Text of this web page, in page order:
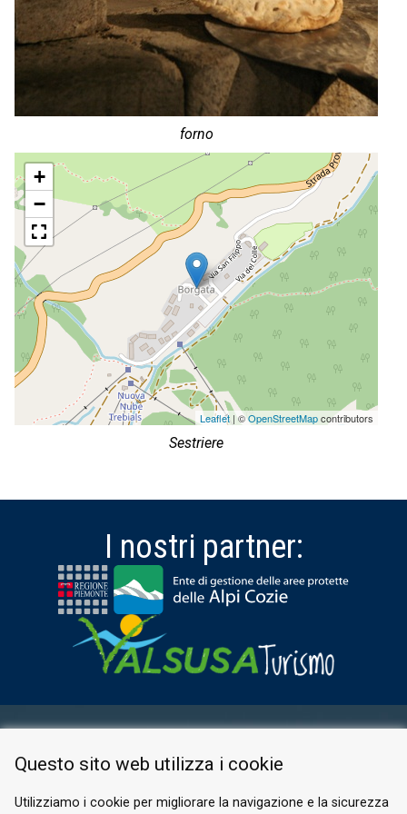
forno
+
−
Leaflet | ©OpenStreetMapcontributors
Sestriere
I nostri partner:
PRIVACY POLICY
Questo sito web utilizza i cookie
Utilizziamo i cookie per migliorare la navigazione e la sicurezza